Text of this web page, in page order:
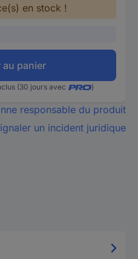
en stock !
au panier
(30 jours avec )
responsable du produit
un incident juridique